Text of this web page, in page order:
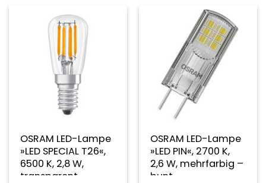
OSRAM LED-Lampe
»LED SPECIAL T26«,
6500 K, 2,8 W,
transparent
OSRAM LED-Lampe
»LED PIN«, 2700 K,
2,6 W, mehrfarbig –
bunt